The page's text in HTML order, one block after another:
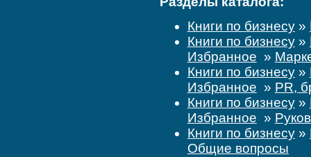
Книги по бизнесу»
Книги по бизнесу»
Избранное »
Книги по бизнесу»
Избранное » PR,
Книги по бизнесу»
Избранное »
Книги по бизнесу»
Общие вопросы